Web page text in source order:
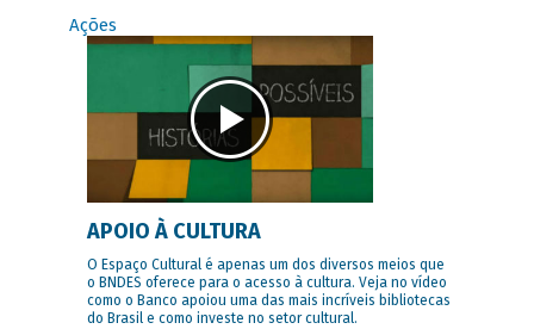
Ações
APOIO À CULTURA
O Espaço Cultural é apenas um dos diversos meios que
o BNDES oferece para o acesso à cultura. Veja no vídeo
como o Banco apoiou uma das mais incríveis bibliotecas
do Brasil e como investe no setor cultural.